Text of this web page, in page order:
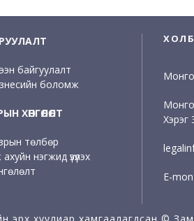
ОРУУЛАЛТ
байгуулалт
боломж
ХӨНГӨЛӨЛТ
төлбөр
нэгжид үзүүлэх
Хэрэг
E-
эрх хуулиар хамгаалагдсан ©